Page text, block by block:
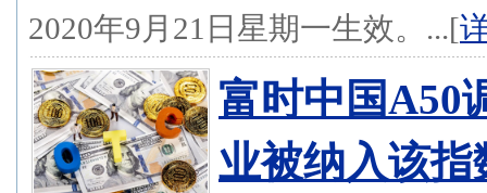
2020年9月21日星期一生效。...[
富时中国A50
业被纳入该指